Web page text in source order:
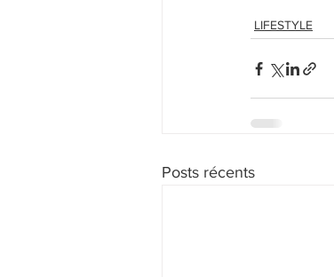
LIFESTYLE
Posts récents